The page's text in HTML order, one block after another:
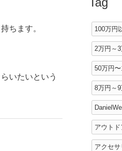
ちます。
いたいという
100万円
2万円～3
50万円〜
8万円～9
アウト
アクセ